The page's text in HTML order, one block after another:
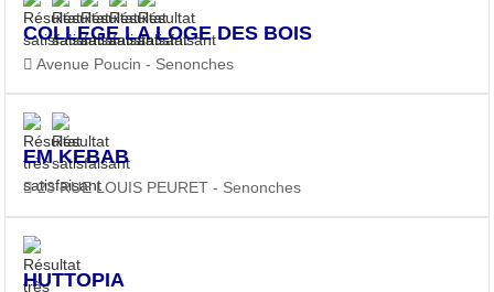
COLLEGE LA LOGE DES BOIS
Avenue Poucin - Senonches
EM KEBAB
23 RUE LOUIS PEURET - Senonches
HUTTOPIA